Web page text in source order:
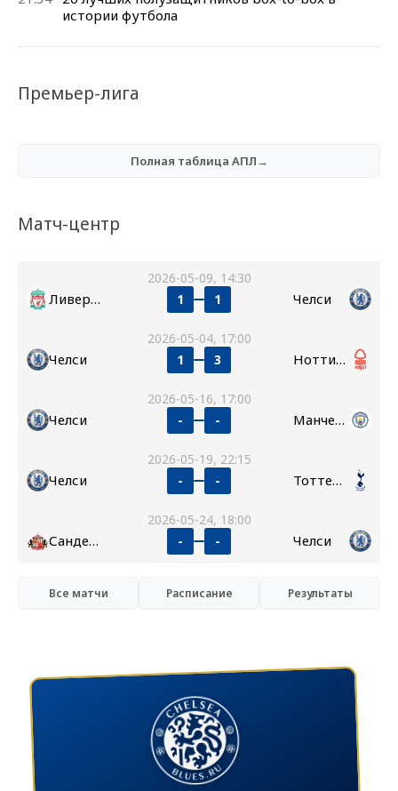
истории футбола
Премьер-лига
Полная таблица АПЛ→
Матч-центр
2026-05-09, 14:30
Ливерпуль 1 1 Челси
2026-05-04, 17:00
Челси 1 3 Ноттингем Форест
2026-05-16, 17:00
Челси - - Манчестер Сити
2026-05-19, 22:15
Челси - - Тоттенхэм
2026-05-24, 18:00
Сандерленд - - Челси
Все матчи Расписание Результаты